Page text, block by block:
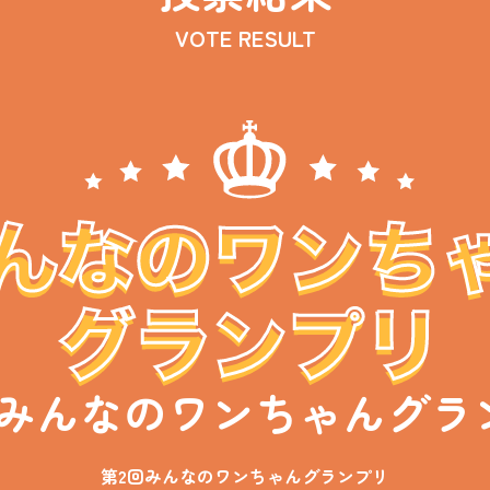
VOTE RESULT
んなのワンちゃんグラ
第2回みんなのワンちゃんグランプリ